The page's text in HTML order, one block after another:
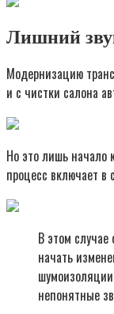
Лишний
Модернизацию
и с чистки салона
Но это лишь начало
процесс включает
В этом
начать
непонятные